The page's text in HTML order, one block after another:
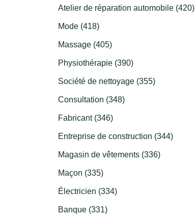
Atelier de réparation automobile (420)
Mode (418)
Massage (405)
Physiothérapie (390)
Société de nettoyage (355)
Consultation (348)
Fabricant (346)
Entreprise de construction (344)
Magasin de vêtements (336)
Maçon (335)
Électricien (334)
Banque (331)